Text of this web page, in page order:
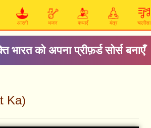
आरती भजन कथाएँ मंत्र चालीसा
भारत को अपना प्रीफ़र्ड सोर्स बनाएँ
Ka)